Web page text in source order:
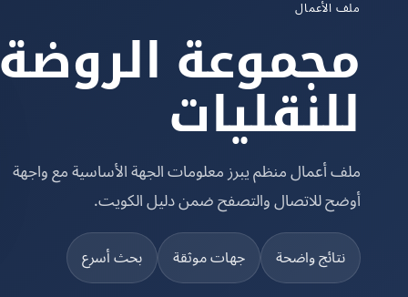
ملف الأعمال
مجموعة الروضة
للنقليات
ملف أعمال منظم يبرز معلومات الجهة الأساسية مع واجهة
أوضح للاتصال والتصفح ضمن دليل الكويت.
نتائج واضحة جهات موثقة بحث أسرع